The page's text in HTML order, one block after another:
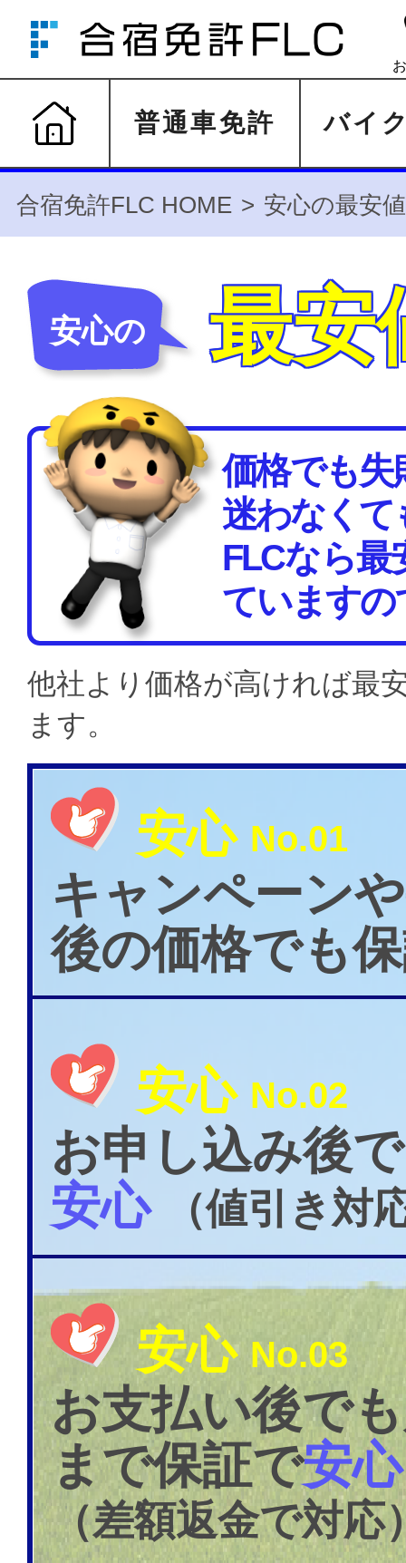
普通車免許 バイ
合宿免許FLC HOME 安心の最安
安心の 最安
価格でも失
迷わなくて
FLCなら最
ていますの
他社より価格が高ければ最
ます。
安心 No.01
キャンペーン
後の価格でも
安心 No.02
お申し込み後
安心
（値引き対
安心 No.03
お支払い後で
まで保証で安心
（差額返金で対応